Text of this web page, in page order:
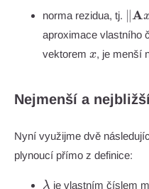
norma rezidua, tj.
x -
x\|
∥A
aproximace vlastního
vektorem x
x, je menší
Nejmenší a
Nyní využijme dvě
plynoucí přímo z definice:
\lambda
λ je vlastním číslem